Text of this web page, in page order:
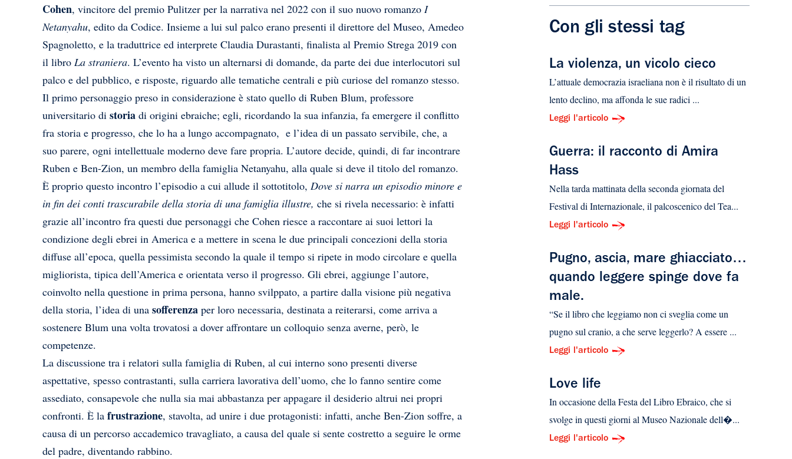
Cohen, vincitore del premio Pulitzer per la narrativa nel 2022 con il suo nuovo romanzo I
Netanyahu, edito da Codice. Insieme a lui sul palco erano presenti il direttore del Museo, Amedeo
Spagnoletto, e la traduttrice ed interprete Claudia Durastanti, finalista al Premio Strega 2019 con
il libro La straniera. L’evento ha visto un alternarsi di domande, da parte dei due interlocutori sul
palco e del pubblico, e risposte, riguardo alle tematiche centrali e più curiose del romanzo stesso.
Il primo personaggio preso in considerazione è stato quello di Ruben Blum, professore
universitario di storia di origini ebraiche; egli, ricordando la sua infanzia, fa emergere il conflitto
fra storia e progresso, che lo ha a lungo accompagnato, e l’idea di un passato servibile, che, a
suo parere, ogni intellettuale moderno deve fare propria. L’autore decide, quindi, di far incontrare
Ruben e Ben-Zion, un membro della famiglia Netanyahu, alla quale si deve il titolo del romanzo.
È proprio questo incontro l’episodio a cui allude il sottotitolo, Dove si narra un episodio minore e
in fin dei conti trascurabile della storia di una famiglia illustre, che si rivela necessario: è infatti
grazie all’incontro fra questi due personaggi che Cohen riesce a raccontare ai suoi lettori la
condizione degli ebrei in America e a mettere in scena le due principali concezioni della storia
diffuse all’epoca, quella pessimista secondo la quale il tempo si ripete in modo circolare e quella
migliorista, tipica dell’America e orientata verso il progresso. Gli ebrei, aggiunge l’autore,
coinvolto nella questione in prima persona, hanno svilppato, a partire dalla visione più negativa
della storia, l’idea di una sofferenza per loro necessaria, destinata a reiterarsi, come arriva a
sostenere Blum una volta trovatosi a dover affrontare un colloquio senza averne, però, le
competenze.
La discussione tra i relatori sulla famiglia di Ruben, al cui interno sono presenti diverse
aspettative, spesso contrastanti, sulla carriera lavorativa dell’uomo, che lo fanno sentire come
assediato, consapevole che nulla sia mai abbastanza per appagare il desiderio altrui nei propri
confronti. È la frustrazione, stavolta, ad unire i due protagonisti: infatti, anche Ben-Zion soffre, a
causa di un percorso accademico travagliato, a causa del quale si sente costretto a seguire le orme
del padre, diventando rabbino.
Con gli stessi tag
La violenza, un vicolo cieco
L’attuale democrazia israeliana non è il risultato di un
lento declino, ma affonda le sue radici ...
Leggi l'articolo
Guerra: il racconto di Amira
Hass
Nella tarda mattinata della seconda giornata del
Festival di Internazionale, il palcoscenico del Tea...
Leggi l'articolo
Pugno, ascia, mare ghiacciato…
quando leggere spinge dove fa
male.
“Se il libro che leggiamo non ci sveglia come un
pugno sul cranio, a che serve leggerlo? A essere ...
Leggi l'articolo
Love life
In occasione della Festa del Libro Ebraico, che si
svolge in questi giorni al Museo Nazionale dell�...
Leggi l'articolo